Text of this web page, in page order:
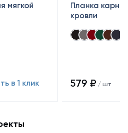
мягкой
в 1 клик
Планка
кровли
579 ₽ / шт